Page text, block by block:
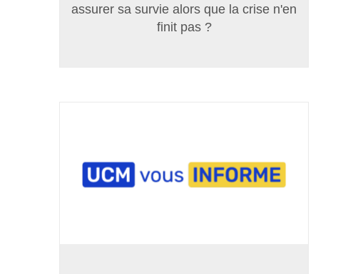
assurer sa survie alors que la crise n'en
finit pas ?